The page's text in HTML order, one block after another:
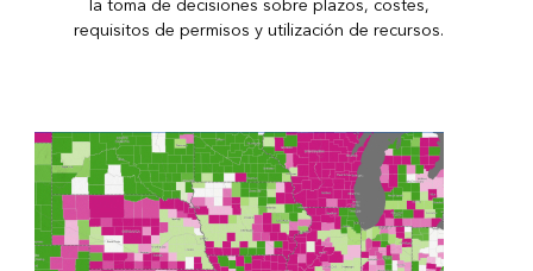
requisitos de permisos y utilización de recursos.